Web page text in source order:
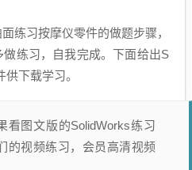
练习按摩仪零件的做题步骤，
练习，自我完成。下面给出S
下载学习。
看图文版的SolidWorks练习
的视频练习，会员高清视频